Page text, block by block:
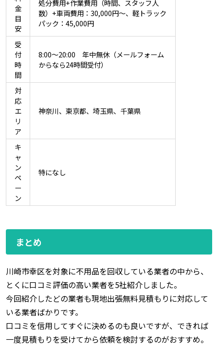
金
目
安
処分費用+作業費用（時間、スタッフ人
数）+車両費用：30,000円～、軽トラック
パック：45,000円
受
付
時
間
8:00～20:00 年中無休（メールフォーム
からなら24時間受付）
対
応
エ
リ
ア
神奈川、東京都、埼玉県、千葉県
キ
ャ
ン
ペ
ー
ン
特になし
まとめ
川崎市幸区を対象に不用品を回収している業者の中から、
とくに口コミ評価の高い業者を5社紹介しました。
今回紹介したどの業者も現地出張無料見積もりに対応して
いる業者ばかりです。
口コミを信用してすぐに決めるのも良いですが、できれば
一度見積もりを受けてから依頼を検討するのがおすすめ。